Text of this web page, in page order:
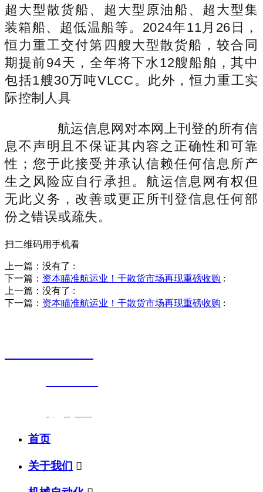
超大型散货船、超大型原油船、超大型集
装箱船、超低温船等。2024年11月26日，
恒力重工交付第四艘大型散货船，较合同
期提前94天，全年将下水12艘船舶，其中
包括1艘30万吨VLCC。此外，恒力重工实
际控制人具
航运信息网对本网上刊登的所有信
息不声明且不保证其内容之正确性和可靠
性；您于此接受并承认信赖任何信息所产
生之风险应自行承担。航运信息网有权但
无此义务，改善或更正所刊登信息任何部
份之错误或疏失。
扫二维码用手机看
上一篇：没有了 :
下一篇： 资本瞄准航运业！干散货市场再现重磅收购 :
上一篇：没有了 :
下一篇： 资本瞄准航运业！干散货市场再现重磅收购 :
首页
关于我们 